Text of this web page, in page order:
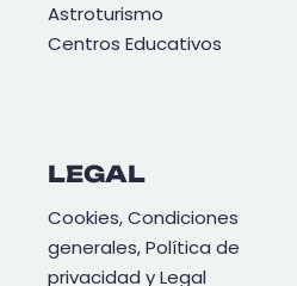
Astroturismo
Centros Educativos
LEGAL
Cookies, Condiciones
generales, Política de
privacidad y Legal